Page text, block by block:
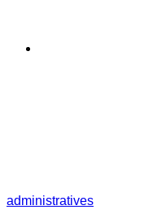
administratives